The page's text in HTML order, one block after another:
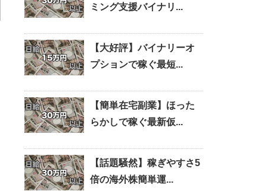
ミング支援バイナリ...
【大好評】バイナリーオ
プションで稼ぐ最短...
【簡単在宅副業】ほった
らかしで稼ぐ最新仮...
【話題騒然】稼ぎやすさ5
倍の海外株簡単運...